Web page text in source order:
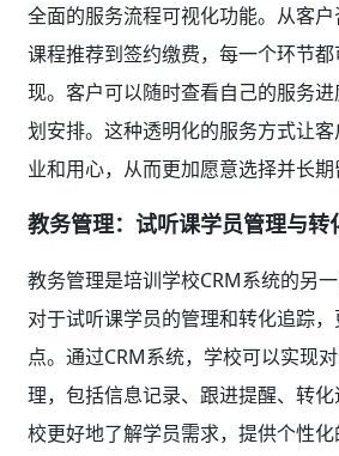
全面的服务流程可视化功能。从客户
课程推荐到签约缴费，每一个环节
现。客户可以随时查看自己的服务
划安排。这种透明化的服务方式让
业和用心，从而更加愿意选择并长期
教务管理：试听课学员管理与转
教务管理是培训学校CRM系统的另
对于试听课学员的管理和转化追踪
点。通过CRM系统，学校可以实现
理，包括信息记录、跟进提醒、转
校更好地了解学员需求，提供个性